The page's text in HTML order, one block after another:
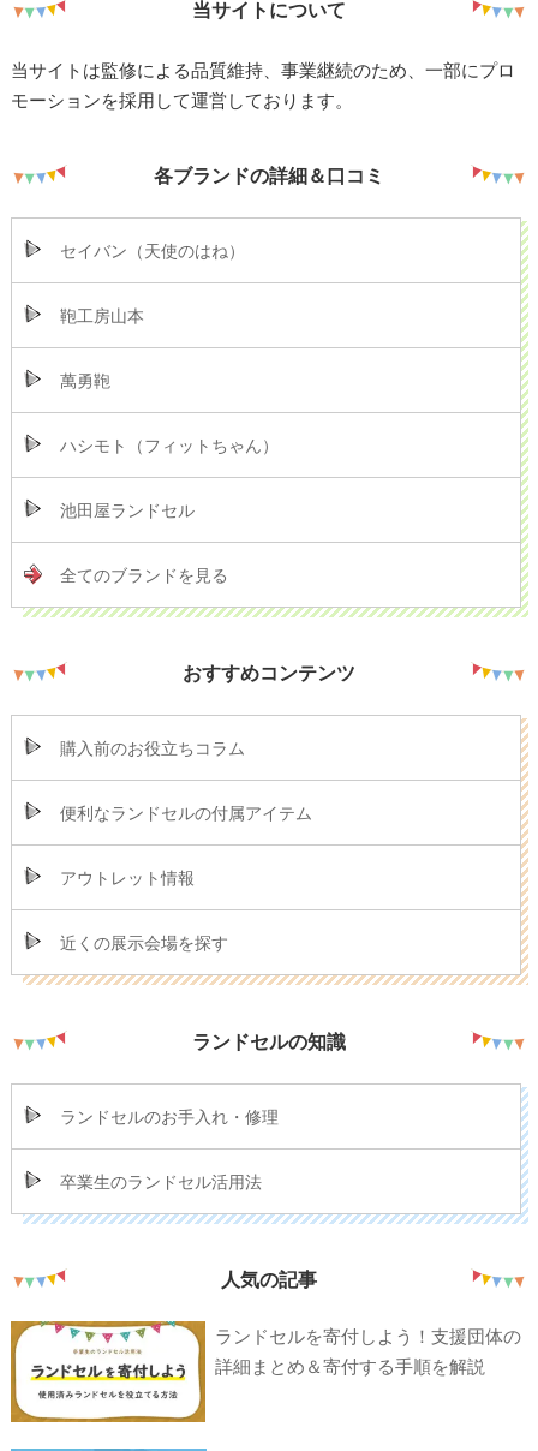
当サイトについて
当サイトは監修による品質維持、事業継続のため、一部にプロ
モーションを採用して運営しております。
各ブランドの詳細＆口コミ
セイバン（天使のはね）
鞄工房山本
萬勇鞄
ハシモト（フィットちゃん）
池田屋ランドセル
全てのブランドを見る
おすすめコンテンツ
購入前のお役立ちコラム
便利なランドセルの付属アイテム
アウトレット情報
近くの展示会場を探す
ランドセルの知識
ランドセルのお手入れ・修理
卒業生のランドセル活用法
人気の記事
ランドセルを寄付しよう！支援団体の
詳細まとめ＆寄付する手順を解説